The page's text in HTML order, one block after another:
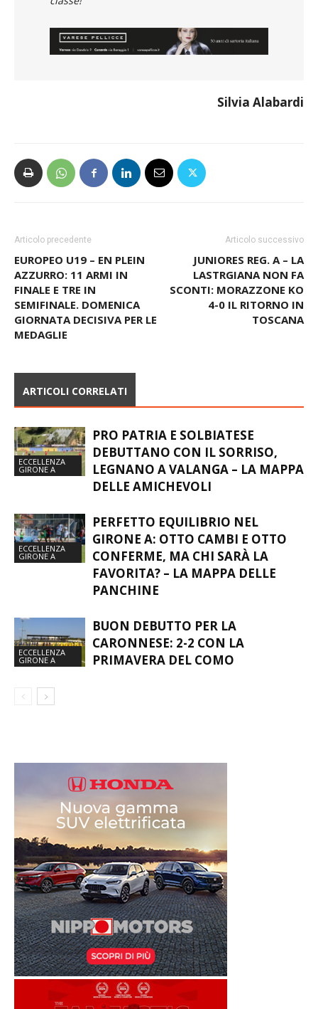
Silvia Alabardi
Articolo precedente
EUROPEO U19 – EN PLEIN
AZZURRO: 11 ARMI IN
FINALE E TRE IN
SEMIFINALE. DOMENICA
GIORNATA DECISIVA PER LE
MEDAGLIE
Articolo successivo
JUNIORES REG. A – LA
LASTRGIANA NON FA
SCONTI: MORAZZONE KO
4-0 IL RITORNO IN
TOSCANA
ARTICOLI CORRELATI
ECCELLENZA
GIRONE A
PRO PATRIA E SOLBIATESE
DEBUTTANO CON IL SORRISO,
LEGNANO A VALANGA – LA MAPPA
DELLE AMICHEVOLI
ECCELLENZA
GIRONE A
PERFETTO EQUILIBRIO NEL
GIRONE A: OTTO CAMBI E OTTO
CONFERME, MA CHI SARÀ LA
FAVORITA? – LA MAPPA DELLE
PANCHINE
ECCELLENZA
GIRONE A
BUON DEBUTTO PER LA
CARONNESE: 2-2 CON LA
PRIMAVERA DEL COMO